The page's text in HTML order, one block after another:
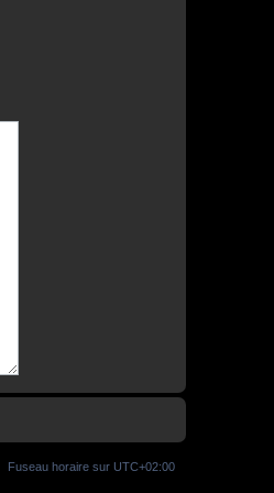
Fuseau horaire sur UTC+02:00